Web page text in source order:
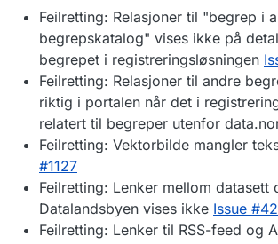
Feilretting: Relasjoner til "begrep i
begrepskatalog" vises ikke på
begrepet i registreringsløsningen
Feilretting: Relasjoner til andre
riktig i portalen når det i
relatert til begreper utenfor
Feilretting: Vektorbilde mangler
#1127
Feilretting: Lenker mellom datasett
Datalandsbyen vises ikke Issue
Feilretting: Lenker til RSS-feed og